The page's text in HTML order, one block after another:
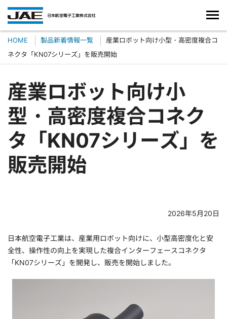
HOME 製品新着情報一覧
産業ロボット向け小型・高密度複合コ
ネクタ「KN07シリーズ」を販売開始
産業ロボット向け小
型・高密度複合コネク
タ「KN07シリーズ」を
販売開始
2026年5月20日
日本航空電子工業は、産業用ロボット向けに、小型高密度化と安
全性、操作性の向上を実現した複合インターフェースコネクタ
「KN07シリーズ」を開発し、販売を開始しました。